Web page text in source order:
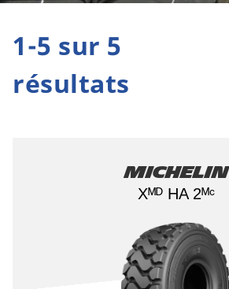
1-5 sur 5
résultats
Michelin
Xᴹᴰ HA 2ᴹᶜ